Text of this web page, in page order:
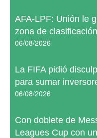
AFA-LPF: Unión le
zona de
06/08/2026
La FIFA pidió
para sumar
06/08/2026
Con doblete de
Leagues Cup con